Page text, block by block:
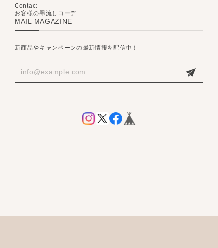
Contact
お客様の墨流しコーデ
MAIL MAGAZINE
新商品やキャンペーンの最新情報を配信中！